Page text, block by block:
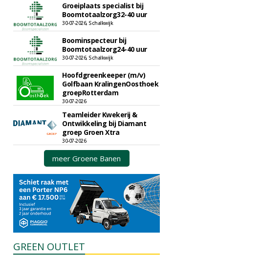
Groeiplaats specialist bij
Boomtotaalzorg32-40 uur
30-07-2026, Schalkwijk
Boominspecteur bij
Boomtotaalzorg24-40 uur
30-07-2026, Schalkwijk
Hoofdgreenkeeper (m/v)
Golfbaan KralingenOosthoek
groepRotterdam
30-07-2026
Teamleider Kwekerij &
Ontwikkeling bij Diamant
groep Groen Xtra
30-07-2026
meer Groene Banen
GREEN OUTLET